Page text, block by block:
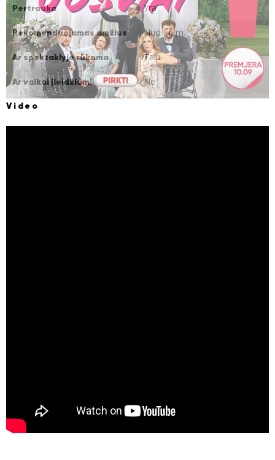
Pertrauka Yra
Rekomenduojamas amžius Nuo 16 m.
Ar spektaklyje rūkoma Taip
Ar vaikai įleidžiami Ne
Video